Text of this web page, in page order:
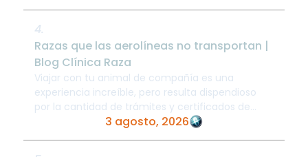
4.
Razas que las aerolíneas no transportan |
Blog Clínica Raza
Viajar con tu animal de compañía es una
experiencia increíble, pero resulta dispendioso
por la cantidad de trámites y certificados de
salud requeridos, especialmente cuando el ...
3 agosto, 2026